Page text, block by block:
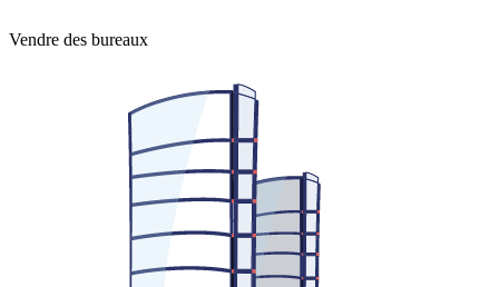
Vendre des bureaux